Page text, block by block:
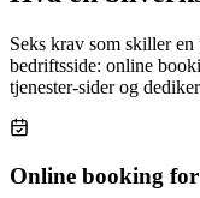
Seks krav som skiller
bedriftsside: online
tjenester-sider og
Online booking